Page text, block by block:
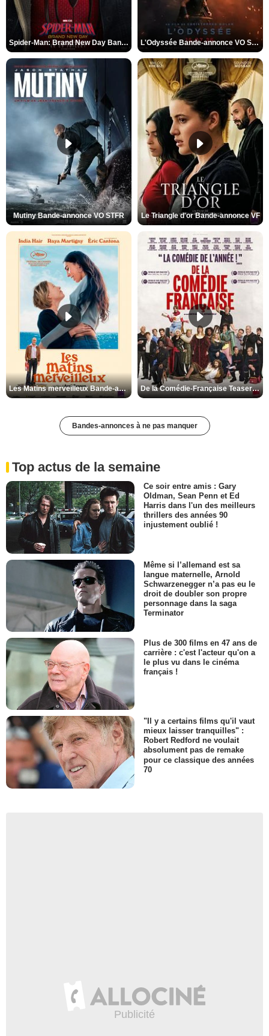
Spider-Man: Brand New Day Bande-annonce VO STFR L'Odyssée Bande-annonce VO STFR
Mutiny Bande-annonce VO STFR Le Triangle d'or Bande-annonce VF
Les Matins merveilleux Bande-annonce VF De la Comédie-Française Teaser VF
Bandes-annonces à ne pas manquer
Top actus de la semaine
Ce soir entre amis : Gary
Oldman, Sean Penn et Ed
Harris dans l'un des meilleurs
thrillers des années 90
injustement oublié !
Même si l’allemand est sa
langue maternelle, Arnold
Schwarzenegger n’a pas eu le
droit de doubler son propre
personnage dans la saga
Terminator
Plus de 300 films en 47 ans de
carrière : c'est l'acteur qu'on a
le plus vu dans le cinéma
français !
"Il y a certains films qu'il vaut
mieux laisser tranquilles" :
Robert Redford ne voulait
absolument pas de remake
pour ce classique des années
70